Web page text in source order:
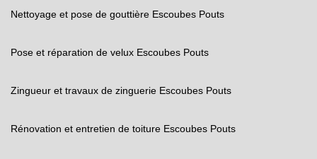
Nettoyage et pose de gouttière Escoubes Pouts
Pose et réparation de velux Escoubes Pouts
Zingueur et travaux de zinguerie Escoubes Pouts
Rénovation et entretien de toiture Escoubes Pouts